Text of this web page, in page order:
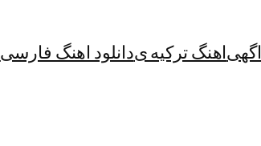
اگهیاهنگ ترکیه یدانلود اهنگ فارسی